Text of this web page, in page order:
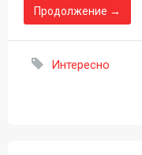
Продолжение →
Интересно